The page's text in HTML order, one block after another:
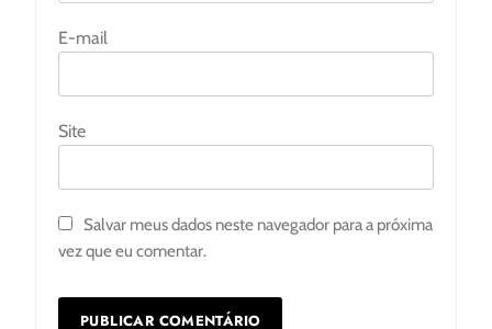
E-mail
Site
Salvar meus dados neste navegador para a próxima
vez que eu comentar.